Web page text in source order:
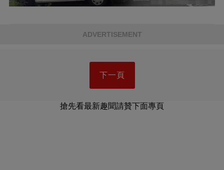
ADVERTISEMENT
下一頁
搶先看最新趣聞請贊下面專頁